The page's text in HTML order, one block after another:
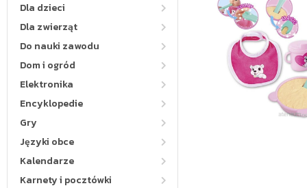
Dla dzieci
Dla zwierząt
Do nauki zawodu
Dom i ogród
Elektronika
Encyklopedie
Gry
Języki obce
Kalendarze
Karnety i pocztówki